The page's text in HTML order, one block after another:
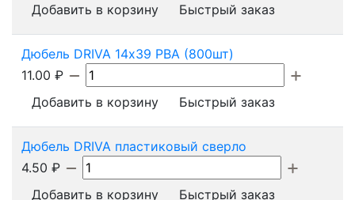
Добавить в корзину
Быстрый заказ
Дюбель DRIVA 14х39 PBA (800шт)
11.00 ₽
Добавить в корзину
Быстрый заказ
Дюбель DRIVA пластиковый сверло
4.50 ₽
Добавить в корзину
Быстрый заказ